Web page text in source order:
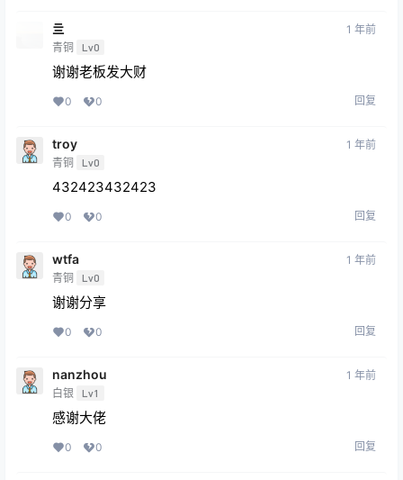
亖
青铜 Lv0
1 年前
谢谢老板发大财
0 0 回复
troy
青铜 Lv0
1 年前
432423432423
0 0 回复
wtfa
青铜 Lv0
1 年前
谢谢分享
0 0 回复
nanzhou
白银 Lv1
1 年前
感谢大佬
0 0 回复